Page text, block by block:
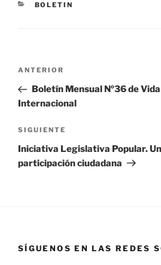
BOLETIN
ANTERIOR
Boletín Mensual Nº36 de
Internacional
SIGUIENTE
Iniciativa Legislativa Popular.
participación ciudadana
SÍGUENOS EN LAS REDES